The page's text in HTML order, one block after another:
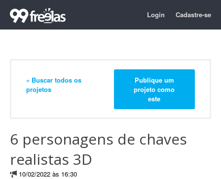
Login Cadastre-se
« Buscar todos os
projetos
Publique um
projeto como
este
6 personagens de chaves
realistas 3D
10/02/2022 às 16:30